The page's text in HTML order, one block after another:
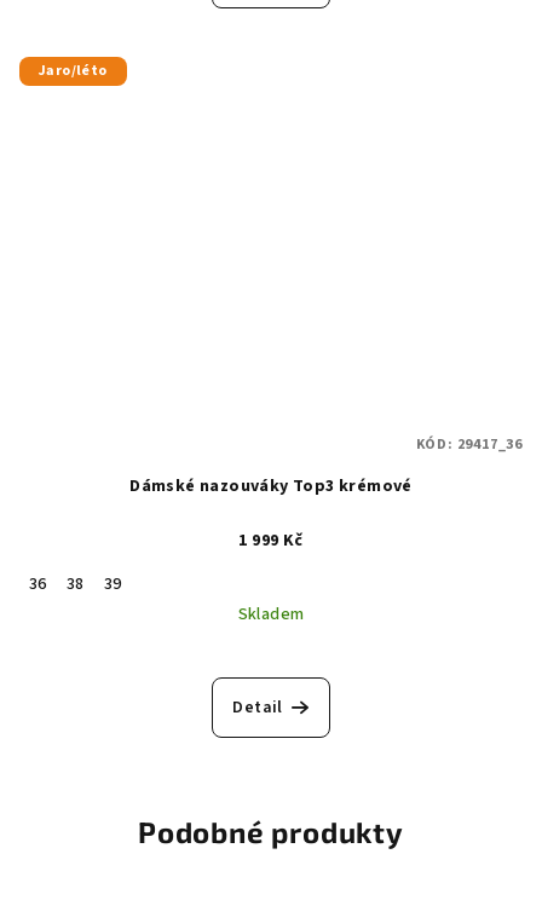
Jaro/léto
Dámské nazouváky Top3 krémové
1 999 Kč
36
38
39
Skladem
Detail
KÓD: 29417_36
Podobné produkty